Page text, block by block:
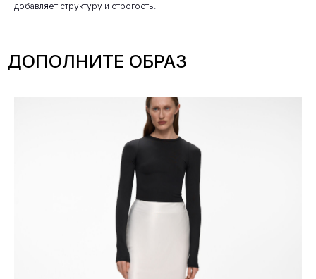
добавляет структуру и строгость.
ДОПОЛНИТЕ ОБРАЗ